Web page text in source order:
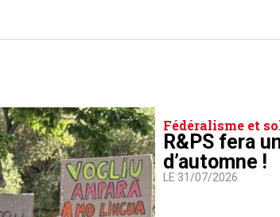
Fédéralisme et
R&PS fera
d’automne !
LE 31/07/2026